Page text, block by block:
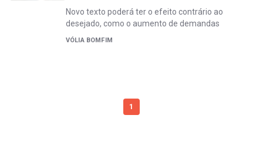
Novo texto poderá ter o efeito contrário ao
desejado, como o aumento de demandas
VÓLIA BOMFIM
1